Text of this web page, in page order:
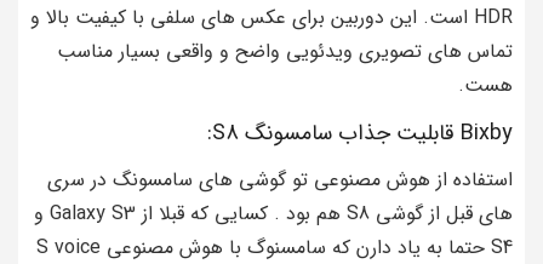
HDR است. این دوربین برای عکس‌ های سلفی با کیفیت بالا و
تماس‌ های تصویری ویدئویی واضح و واقعی بسیار مناسب
هست.
Bixby قابلیت جذاب سامسونگ S8:
استفاده از هوش مصنوعی تو گوشی های سامسونگ در سری
های قبل از گوشی S8 هم بود . کسایی که قبلا از Galaxy S3 و
S4 حتما به یاد دارن که سامسنوگ با هوش مصنوعی S voice